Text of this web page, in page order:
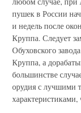
пушек в России
и недель после
Круппа. Следует
Обуховского
Круппа, а
большинстве
орудия с лучшими